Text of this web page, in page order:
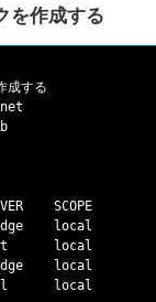
を作成する
成する
SCOPE
local
local
local